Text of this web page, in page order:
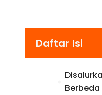
Daftar Isi
Berbeda